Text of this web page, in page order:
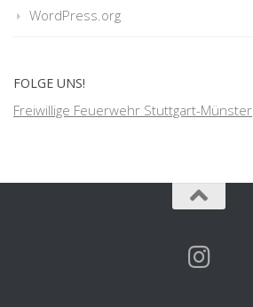
WordPress.org
FOLGE UNS!
Freiwillige Feuerwehr Stuttgart-Münster